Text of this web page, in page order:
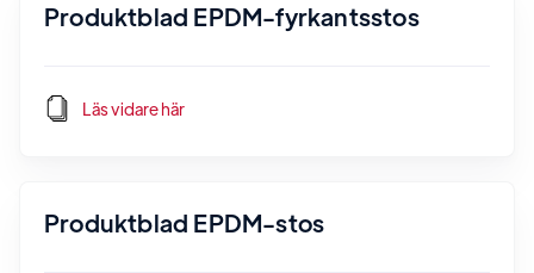
Produktblad EPDM-fyrkantsstos
Läs vidare här
Produktblad EPDM-stos